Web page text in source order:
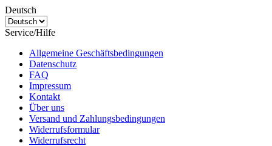
Deutsch
Service/Hilfe
Allgemeine Geschäftsbedingungen
Datenschutz
FAQ
Impressum
Kontakt
Über uns
Versand und Zahlungsbedingungen
Widerrufsformular
Widerrufsrecht